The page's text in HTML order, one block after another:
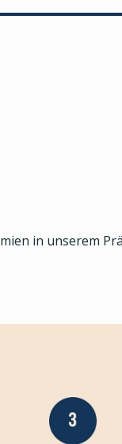
in unserem